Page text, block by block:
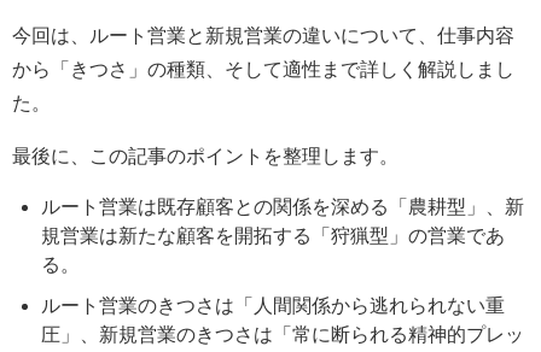
今回は、ルート営業と新規営業の違いについて、仕事内容
から「きつさ」の種類、そして適性まで詳しく解説しまし
た。
最後に、この記事のポイントを整理します。
ルート営業は既存顧客との関係を深める「農耕型」、新
規営業は新たな顧客を開拓する「狩猟型」の営業であ
る。
ルート営業のきつさは「人間関係から逃れられない重
圧」、新規営業のきつさは「常に断られる精神的プレッ